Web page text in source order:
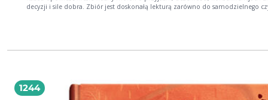
decyzji i sile dobra. Zbiór jest doskonałą lekturą zarówno do samodzielnego
(1882/1888 1971) polska pisarka, redaktorka, tłumaczka literatury skandynawskiej oraz
oświatowego i kulturalnego. Jest znana szczególnie jako autorka literatury dla
1244